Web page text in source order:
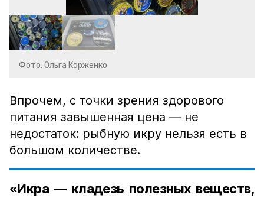
Фото: Ольга Корженко
Впрочем, с точки зрения здорового
питания завышенная цена — не
недостаток: рыбную икру нельзя есть в
большом количестве.
«Икра — кладезь полезных веществ,